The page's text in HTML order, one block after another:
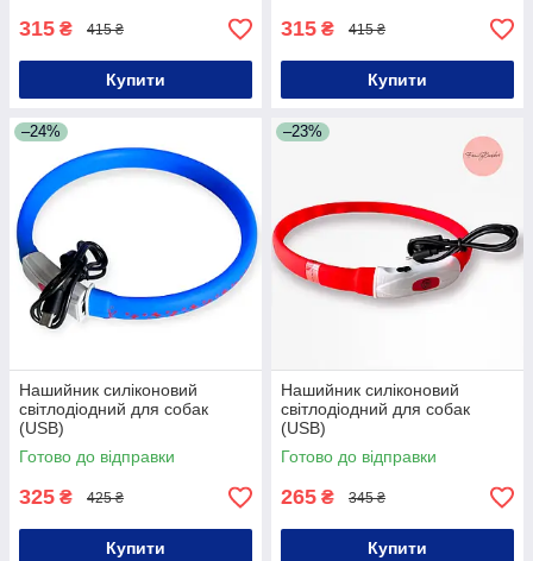
315 ₴ 415 ₴
Купити
315 ₴ 415 ₴
Купити
–24%
Нашийник силіконовий
світлодіодний для собак
(USB)
Готово до відправки
325 ₴ 425 ₴
Купити
–23%
Нашийник силіконовий
світлодіодний для собак
(USB)
Готово до відправки
265 ₴ 345 ₴
Купити